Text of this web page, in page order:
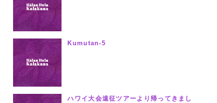
Kumutan-5
ハワイ大会遠征ツアーより帰ってきまし